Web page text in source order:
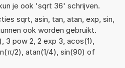
je ook 'sqrt 36' schrijven.
sqrt, asin, tan, atan, exp, sin,
ook worden gebruikt.
3 pow 2, 2 exp 3, acos(1),
2), atan(1/4), sin(90) of